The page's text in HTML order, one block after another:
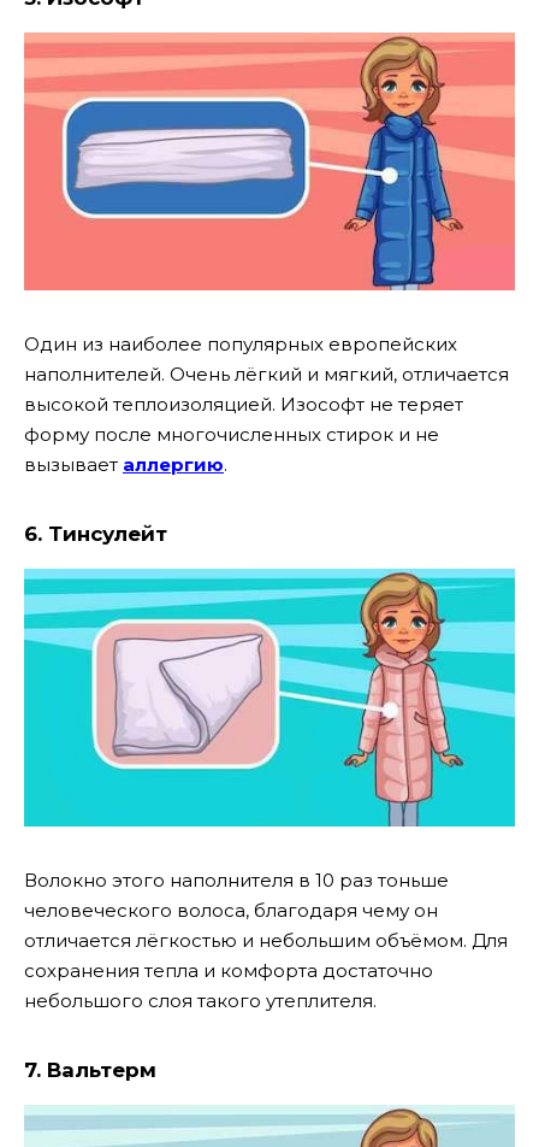
Один из наиболее популярных европейских
наполнителей. Очень лёгкий и мягкий, отличается
высокой теплоизоляцией. Изософт не теряет
форму после многочисленных стирок и не
вызывает аллергию.
6. Тинсулейт
Волокно этого наполнителя в 10 раз тоньше
человеческого волоса, благодаря чему он
отличается лёгкостью и небольшим объёмом. Для
сохранения тепла и комфорта достаточно
небольшого слоя такого утеплителя.
7. Вальтерм